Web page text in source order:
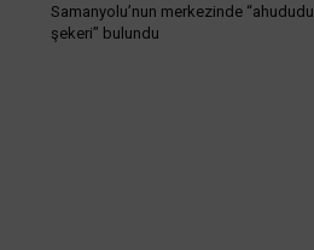
Samanyolu’nun merkezinde “ahududu
şekeri” bulundu